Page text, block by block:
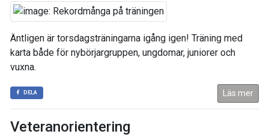
Äntligen är torsdagsträningarna igång igen! Träning med
karta både för nybörjargruppen, ungdomar, juniorer och
vuxna.
DELA Läs mer
Veteranorientering